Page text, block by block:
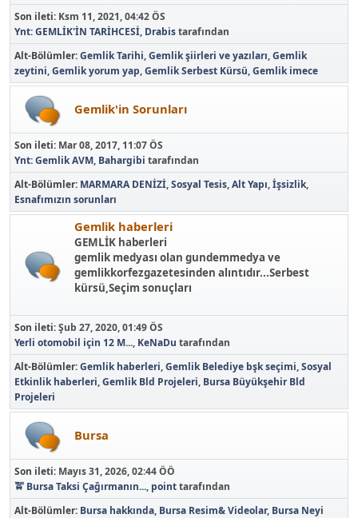
Son ileti: Ksm 11, 2021, 04:42 ÖS
Ynt: GEMLİK'İN TARİHCESİ, Drabistarafından
Alt-Bölümler Gemlik Tarihi Gemlik şiirleri ve yazıları Gemlik
zeytini Gemlik yorum yap Gemlik Serbest Kürsü Gemlik imece
Gemlik'in Sorunları
Son ileti: Mar 08, 2017, 11:07 ÖS
Ynt: Gemlik AVM, Bahargibi tarafından
Alt-Bölümler MARMARA DENİZİ Sosyal Tesis Alt Yapı İşsizlik
Esnafımızın sorunları
Gemlik haberleri
GEMLİK haberleri
gemlik medyası olan gundemmedya ve
gemlikkorfezgazetesinden alıntıdır...Serbest
kürsü,Seçim sonuçları
Son ileti:Şub 27, 2020, 01:49 ÖS
Yerli otomobil için 12 M..., KeNaDu tarafından
Alt-Bölümler Gemlik haberleri Gemlik Belediye bşk seçimi Sosyal
Etkinlik haberleri Gemlik Bld Projeleri Bursa Büyükşehir Bld
Projeleri
Bursa
Son ileti: Mayıs 31, 2026, 02:44 ÖÖ
🚖 Bursa Taksi Çağırmanın..., pointtarafından
Alt-Bölümler Bursa hakkında Bursa Resim& Videolar Bursa Neyi